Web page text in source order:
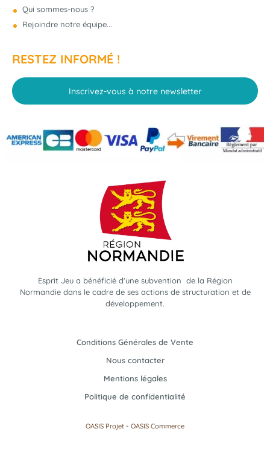
Qui sommes-nous ?
Rejoindre notre équipe...
RESTEZ INFORMÉ !
Inscrivez-vous à notre newsletter
Esprit Jeu a bénéficié d'une subvention de la Région
Normandie dans le cadre de ses actions de structuration et de
développement.
Conditions Générales de Vente
Nous contacter
Mentions légales
Politique de confidentialité
OASIS Projet - OASIS Commerce